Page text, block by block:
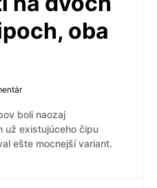
oba
boli naozaj
už existujúceho čipu
ešte mocnejší variant.